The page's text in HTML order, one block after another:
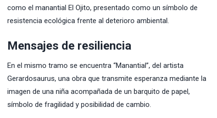
como el manantial El Ojito, presentado como un símbolo de
resistencia ecológica frente al deterioro ambiental.
Mensajes de resiliencia
En el mismo tramo se encuentra “Manantial”, del artista
Gerardosaurus, una obra que transmite esperanza mediante la
imagen de una niña acompañada de un barquito de papel,
símbolo de fragilidad y posibilidad de cambio.